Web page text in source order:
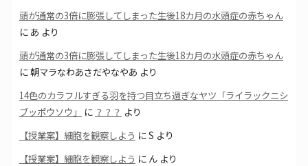
頭が通常の3倍に膨張してしまった生後18カ月の水頭症の赤ちゃん
に あ より
頭が通常の3倍に膨張してしまった生後18カ月の水頭症の赤ちゃん
に朝マラなわあさだやなやあ より
14色のカラフルすぎる羽を持つ目立ち過ぎなヤツ「ライラックニシ
ブッポウソウ」
に ？？？ より
【授業案】細胞を観察しよう にS より
【授業案】細胞を観察しよう に んより